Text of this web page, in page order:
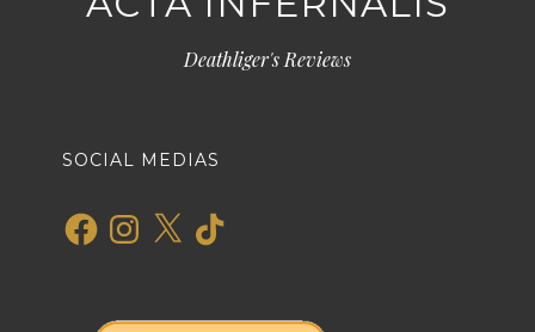
Deathliger's Reviews
SOCIAL MEDIAS
FacebookInstagram
X TikTok